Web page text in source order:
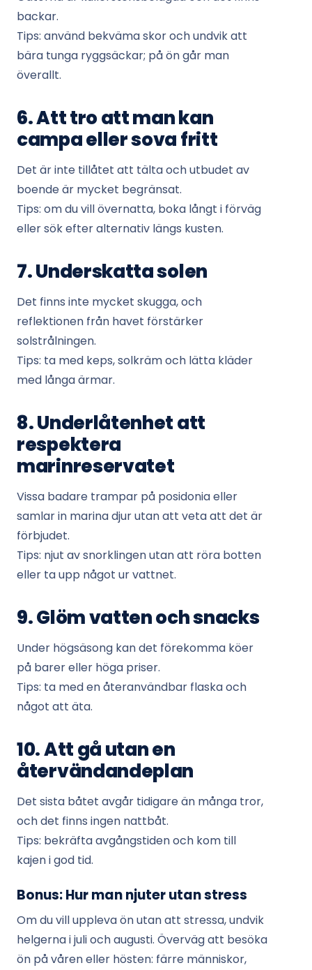
backar.
Tips: använd bekväma skor och undvik att
bära tunga ryggsäckar; på ön går man
överallt.
6. Att tro att man kan
campa eller sova fritt
Det är inte tillåtet att tälta och utbudet av
boende är mycket begränsat.
Tips: om du vill övernatta, boka långt i förväg
eller sök efter alternativ längs kusten.
7. Underskatta solen
Det finns inte mycket skugga, och
reflektionen från havet förstärker
solstrålningen.
Tips: ta med keps, solkräm och lätta kläder
med långa ärmar.
8. Underlåtenhet att
respektera
marinreservatet
Vissa badare trampar på posidonia eller
samlar in marina djur utan att veta att det är
förbjudet.
Tips: njut av snorklingen utan att röra botten
eller ta upp något ur vattnet.
9. Glöm vatten och snacks
Under högsäsong kan det förekomma köer
på barer eller höga priser.
Tips: ta med en återanvändbar flaska och
något att äta.
10. Att gå utan en
återvändandeplan
Det sista båtet avgår tidigare än många tror,
och det finns ingen nattbåt.
Tips: bekräfta avgångstiden och kom till
kajen i god tid.
Bonus: Hur man njuter utan stress
Om du vill uppleva ön utan att stressa, undvik
helgerna i juli och augusti. Överväg att besöka
ön på våren eller hösten: färre människor,